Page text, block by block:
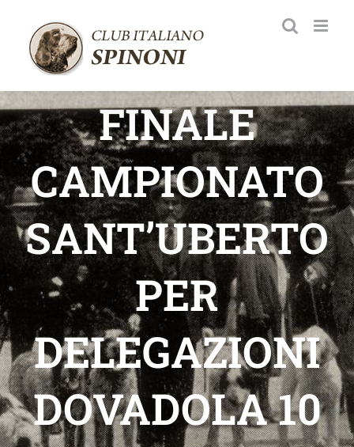
contenuto
FINALE
CAMPIONATO
SANT’UBERTO
PER
DELEGAZIONI
DOVADOLA 10